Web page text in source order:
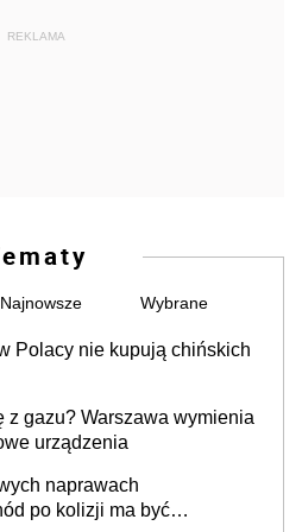
REKLAMA
Najnowsze Wybrane
Polacy nie kupują chińskich
z gazu? Warszawa wymienia
urządzenia
naprawach
po kolizji ma być